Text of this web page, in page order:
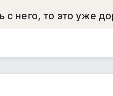
с него, то это уже